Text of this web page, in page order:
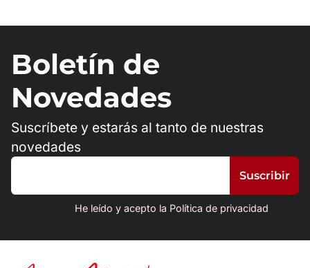
Boletín de
Novedades
Suscríbete y estarás al tanto de nuestras
novedades
He leído y acepto la Política de privacidad